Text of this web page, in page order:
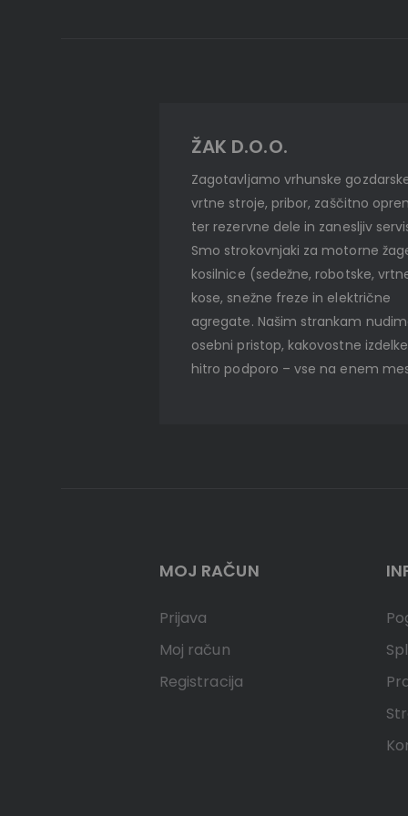
ŽAK D.O.O.
Zagotavljamo vrhunske
vrtne stroje, pribor, zaščitno
ter rezervne dele in zanesljiv
Smo strokovnjaki za motorne
kosilnice (sedežne, robotske,
kose, snežne freze in električne
agregate. Našim strankam
osebni pristop, kakovostne
hitro podporo – vse na enem
MOJ RAČUN
Prijava
Moj račun
Registracija